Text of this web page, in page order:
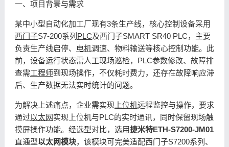
一、项目背景与需求
某中小型自动化加工厂现有3条生产线，核心控制设备采用
西门子S7-200系列 PLC及西门子SMART SR40 PLC，主要
负责生产线启停、 电机调速、物料输送等核心控制功能。此
前，设备运行状态需人工现场巡检，PLC参数修改、故障排
查需工程师到现场操作，不仅耗时费力，还存在故障响应滞
后、生产数据无法实时统计的问题。
为解决上述痛点，企业需实现上位机远程监控与操作，要求
通过以太网实现上位机与PLC的实时通讯，同时保留现场触
摸屏操作功能。经选型对比，选用捷米特ETH-S7200-JM01
直通型以太网模块，该模块可完美适配西门子S7200系列、